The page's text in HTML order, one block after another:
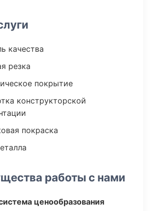
качества
резка
покрытие
конструкторской
покраска
работы с нами
ценообразования